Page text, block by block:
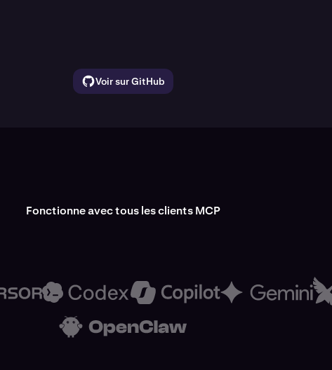
Voir sur GitHub
Fonctionne avec tous les clients MCP